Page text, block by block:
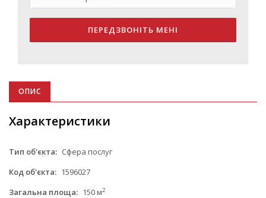
ПЕРЕДЗВОНІТЬ МЕНІ
ОПИС
Характеристики
Тип об'єкта: Сфера послуг
Код об'єкта: 1596027
Загальна площа: 150 м2